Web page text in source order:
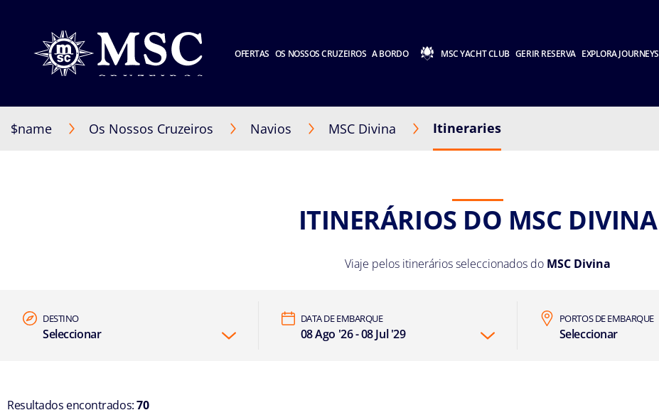
OFERTAS OS NOSSOS CRUZEIROS A BORDO MSC YACHT CLUB GERIR RESERVA EXPLORA JOURNEYS
$name Os Nossos Cruzeiros Navios MSC Divina Itineraries
ITINERÁRIOS DO MSC DIVINA
Viaje pelos itinerários seleccionados do MSC Divina
DESTINO
Seleccionar
DATA DE EMBARQUE
08 Ago '26 - 08 Jul '29
PORTOS DE EMBARQUE
Seleccionar
Resultados encontrados:70